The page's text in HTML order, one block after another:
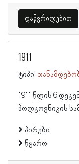
დაწვრილებით
1911
ტიპი:
1911 წლის 6
პოლკოვნიკის
პირები
წყარო